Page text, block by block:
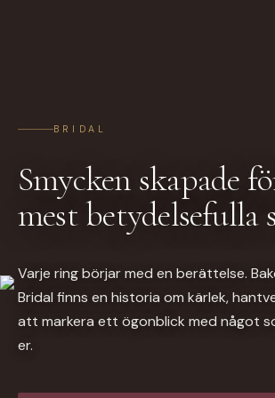
BRIDAL
Smycken skapade
mest betydelsefulla
Varje ring börjar med en berättelse.
Bridal finns en historia om kärlek,
att markera ett ögonblick med något
er.